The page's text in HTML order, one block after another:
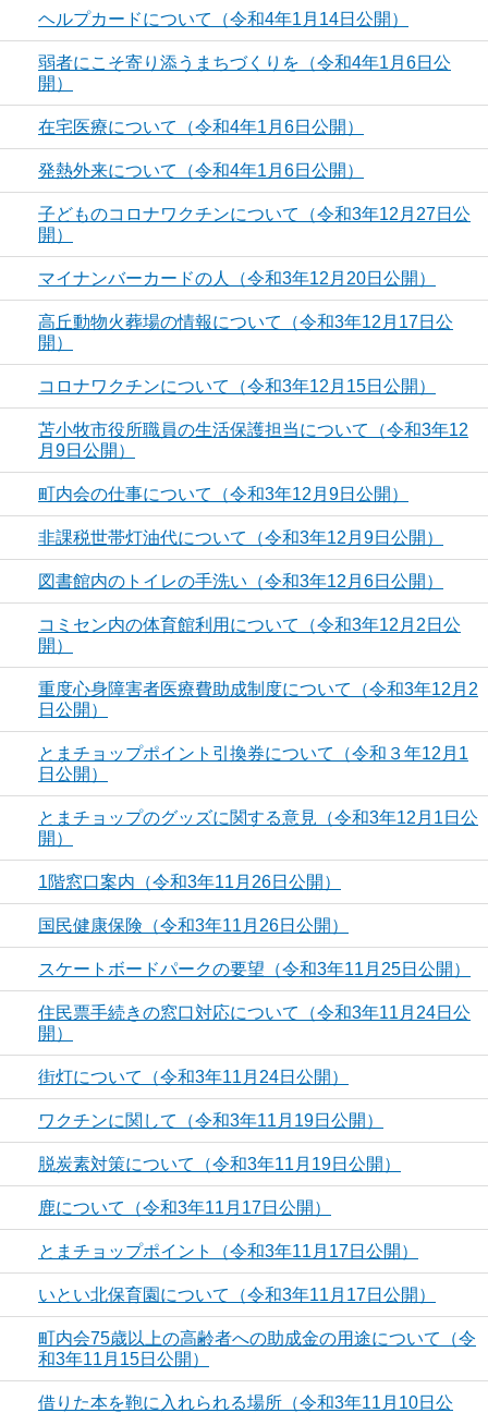
ヘルプカードについて（令和4年1月14日公開）
弱者にこそ寄り添うまちづくりを（令和4年1月6日公
開）
在宅医療について（令和4年1月6日公開）
発熱外来について（令和4年1月6日公開）
子どものコロナワクチンについて（令和3年12月27日公
開）
マイナンバーカードの人（令和3年12月20日公開）
高丘動物火葬場の情報について（令和3年12月17日公
開）
コロナワクチンについて（令和3年12月15日公開）
苫小牧市役所職員の生活保護担当について（令和3年12
月9日公開）
町内会の仕事について（令和3年12月9日公開）
非課税世帯灯油代について（令和3年12月9日公開）
図書館内のトイレの手洗い（令和3年12月6日公開）
コミセン内の体育館利用について（令和3年12月2日公
開）
重度心身障害者医療費助成制度について（令和3年12月2
日公開）
とまチョップポイント引換券について（令和３年12月1
日公開）
とまチョップのグッズに関する意見（令和3年12月1日公
開）
1階窓口案内（令和3年11月26日公開）
国民健康保険（令和3年11月26日公開）
スケートボードパークの要望（令和3年11月25日公開）
住民票手続きの窓口対応について（令和3年11月24日公
開）
街灯について（令和3年11月24日公開）
ワクチンに関して（令和3年11月19日公開）
脱炭素対策について（令和3年11月19日公開）
鹿について（令和3年11月17日公開）
とまチョップポイント（令和3年11月17日公開）
いとい北保育園について（令和3年11月17日公開）
町内会75歳以上の高齢者への助成金の用途について（令
和3年11月15日公開）
借りた本を鞄に入れられる場所（令和3年11月10日公